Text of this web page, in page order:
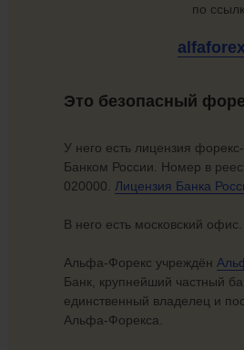
по
Это безопасный
У него есть лицензия
Банком России. Номер в
020000. Лицензия Банка
В него есть московский офис.
Альфа-Форекс учреждён
Банк, крупнейший частный
единственный владелец и
Альфа-Форекса.